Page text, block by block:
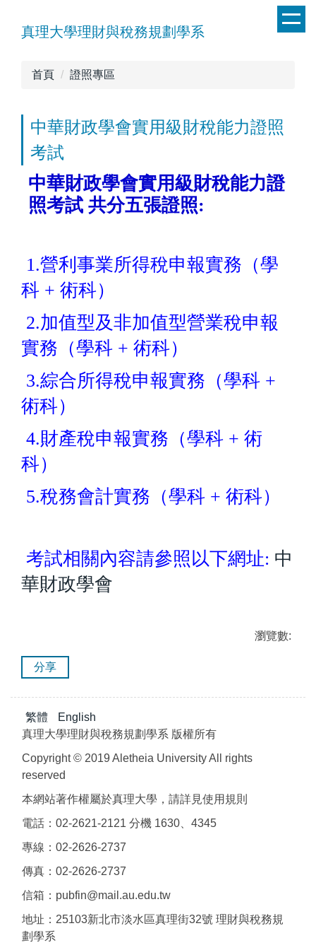
真理大學理財與稅務規劃學系
首頁 證照專區
中華財政學會實用級財稅能力證照
考試
中華財政學會實用級財稅能力證
照考試 共分五張證照:
1.營利事業所得稅申報實務（學
科 + 術科）
2.加值型及非加值型營業稅申報
實務（學科 + 術科）
3.綜合所得稅申報實務（學科 +
術科）
4.財產稅申報實務（學科 + 術
科）
5.稅務會計實務（學科 + 術科）
考試相關內容請參照以下網址: 中
華財政學會
瀏覽數:
分享
繁體
English
真理大學理財與稅務規劃學系 版權所有
Copyright © 2019 Aletheia University All rights
reserved
本網站著作權屬於真理大學，請詳見使用規則
電話：02-2621-2121 分機 1630、4345
專線：02-2626-2737
傳真：02-2626-2737
信箱：pubfin@mail.au.edu.tw
地址：25103新北市淡水區真理街32號 理財與稅務規
劃學系